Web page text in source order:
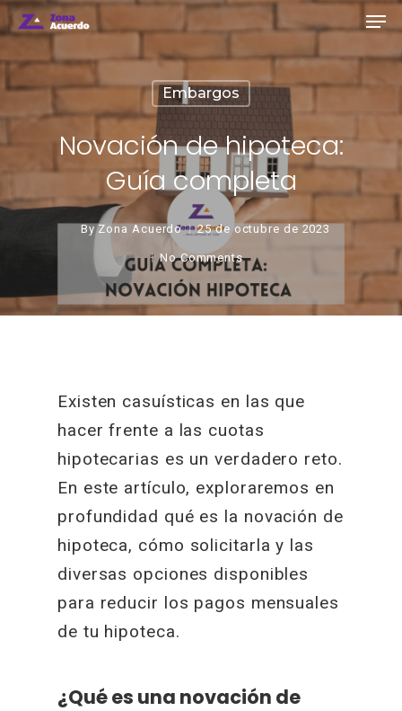
Embargos
Novación de hipoteca:
Guía completa
ByZona Acuerdo 25 de octubre de 2023
No Comments
Existen casuísticas en las que
hacer frente a las cuotas
hipotecarias es un verdadero reto.
En este artículo, exploraremos en
profundidad qué es la novación de
hipoteca, cómo solicitarla y las
diversas opciones disponibles
para reducir los pagos mensuales
de tu hipoteca.
¿Qué es una novación de